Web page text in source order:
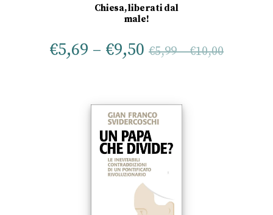
Chiesa, liberati dal
male!
€5,69 – €9,50 €5,99–€10,00